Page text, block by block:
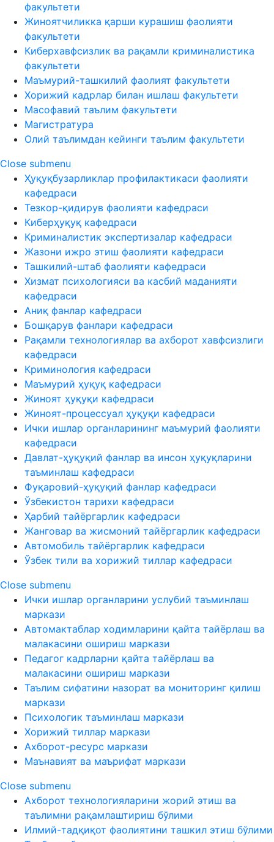
факультети
Жиноятчиликка қарши курашиш фаолияти
факультети
Киберхавфсизлик ва рақамли криминалистика
факультети
Маъмурий-ташкилий фаолият факультети
Хорижий кадрлар билан ишлаш факультети
Масофавий таълим факультети
Магистратура
Олий таълимдан кейинги таълим факультети
Close submenu
Ҳуқуқбузарликлар профилактикаси фаолияти
кафедраси
Тезкор-қидирув фаолияти кафедраси
Киберҳуқуқ кафедраси
Криминалистик экспертизалар кафедраси
Жазони ижро этиш фаолияти кафедраси
Ташкилий-штаб фаолияти кафедраси
Хизмат психологияси ва касбий маданияти
кафедраси
Аниқ фанлар кафедраси
Бошқарув фанлари кафедраси
Рақамли технологиялар ва ахборот хавфсизлиги
кафедраси
Криминология кафедраси
Маъмурий ҳуқуқ кафедраси
Жиноят ҳуқуқи кафедраси
Жиноят-процессуал ҳуқуқи кафедраси
Ички ишлар органларининг маъмурий фаолияти
кафедраси
Давлат-ҳуқуқий фанлар ва инсон ҳуқуқларини
таъминлаш кафедраси
Фуқаровий-ҳуқуқий фанлар кафедраси
Ўзбекистон тарихи кафедраси
Ҳарбий тайёргарлик кафедраси
Жанговар ва жисмоний тайёргарлик кафедраси
Автомобиль тайёргарлик кафедраси
Ўзбек тили ва хорижий тиллар кафедраси
Close submenu
Ички ишлар органларини услубий таъминлаш
маркази
Автомактаблар ходимларини қайта тайёрлаш ва
малакасини ошириш маркази
Педагог кадрларни қайта тайёрлаш ва
малакасини ошириш маркази
Таълим сифатини назорат ва мониторинг қилиш
маркази
Психологик таъминлаш маркази
Хорижий тиллар маркази
Ахборот-ресурс маркази
Маънавият ва маърифат маркази
Close submenu
Ахборот технологияларини жорий этиш ва
таълимни рақамлаштириш бўлими
Илмий-тадқиқот фаолиятини ташкил этиш бўлими